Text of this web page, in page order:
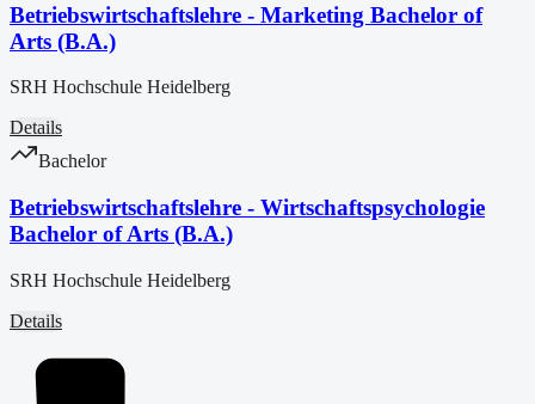
Betriebswirtschaftslehre - Marketing Bachelor of
Arts (B.A.)
SRH Hochschule Heidelberg
Details
Bachelor
Betriebswirtschaftslehre - Wirtschaftspsychologie
Bachelor of Arts (B.A.)
SRH Hochschule Heidelberg
Details